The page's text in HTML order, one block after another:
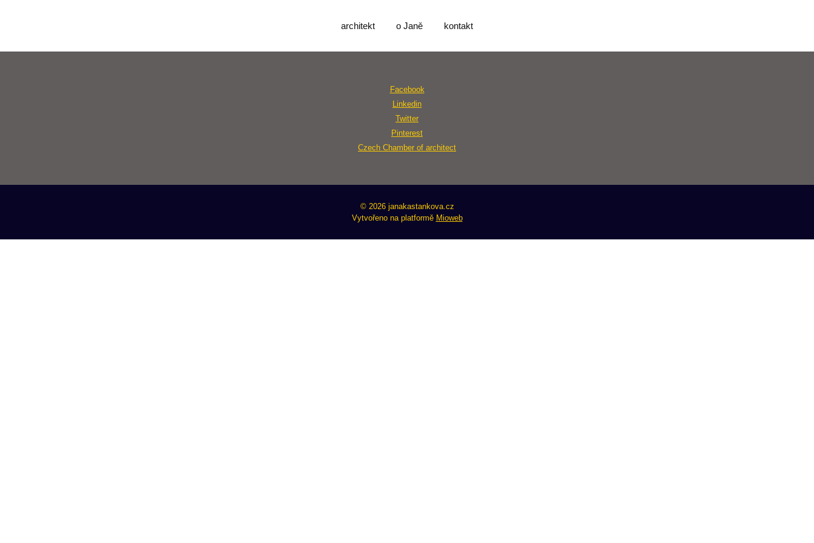
architekt o Janě kontakt
Facebook
Linkedin
Twitter
Pinterest
Czech Chamber of architect
© 2026 janakastankova.cz
Vytvořeno na platformě Mioweb